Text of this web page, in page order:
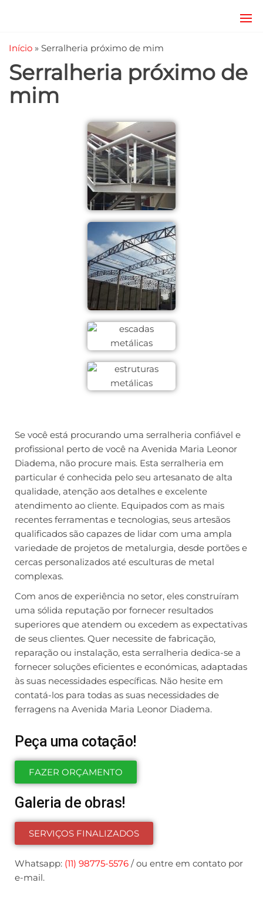
Estruturas
e
Serralheria
coberturas
mezanino
metálico,
telhado
Início » Serralheria próximo de mim
Serralheria próximo de
mim
Se você está procurando uma serralheria confiável e
profissional perto de você na Avenida Maria Leonor
Diadema, não procure mais. Esta serralheria em
particular é conhecida pelo seu artesanato de alta
qualidade, atenção aos detalhes e excelente
atendimento ao cliente. Equipados com as mais
recentes ferramentas e tecnologias, seus artesãos
qualificados são capazes de lidar com uma ampla
variedade de projetos de metalurgia, desde portões e
cercas personalizados até esculturas de metal
complexas.
Com anos de experiência no setor, eles construíram
uma sólida reputação por fornecer resultados
superiores que atendem ou excedem as expectativas
de seus clientes. Quer necessite de fabricação,
reparação ou instalação, esta serralheria dedica-se a
fornecer soluções eficientes e económicas, adaptadas
às suas necessidades específicas. Não hesite em
contatá-los para todas as suas necessidades de
ferragens na Avenida Maria Leonor Diadema.
Peça uma cotação!
FAZER ORÇAMENTO
Galeria de obras!
SERVIÇOS FINALIZADOS
Whatsapp: (11) 98775-5576 / ou entre em contato por
e-mail.